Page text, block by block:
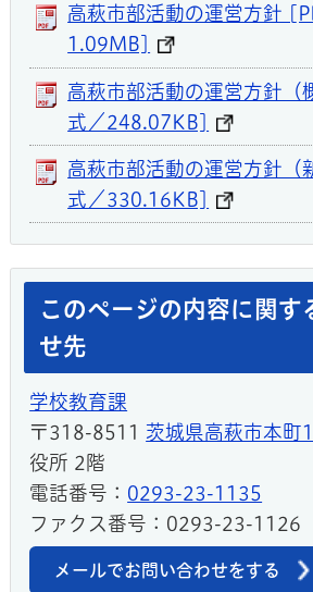
高萩市部活動の運営方針
1.09MB]
高萩市部活動の運営方針（
式／248.07KB]
高萩市部活動の運営方針（
式／330.16KB]
このページの内容に関す
せ先
学校教育課
〒318-8511 茨城県高萩市本町
役所 2階
電話番号： 0293-23-1135
ファクス番号：0293-23-1126
メールでお問い合わせをする